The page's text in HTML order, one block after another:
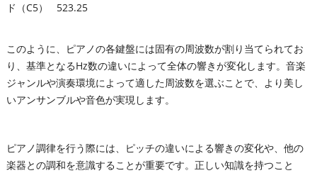
ド（C5）
523.25
このように、ピアノの各鍵盤には固有の周波数が割り当てられてお
り、基準となるHz数の違いによって全体の響きが変化します。音楽
ジャンルや演奏環境によって適した周波数を選ぶことで、より美し
いアンサンブルや音色が実現します。
ピアノ調律を行う際には、ピッチの違いによる響きの変化や、他の
楽器との調和を意識することが重要です。正しい知識を持つこと